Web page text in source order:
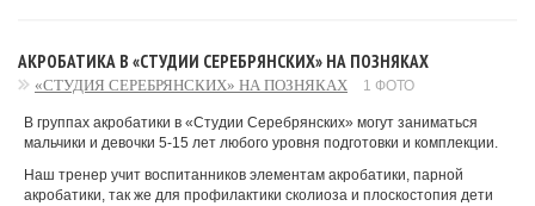
АКРОБАТИКА В «СТУДИИ СЕРЕБРЯНСКИХ» НА ПОЗНЯКАХ
«СТУДИЯ СЕРЕБРЯНСКИХ» НА ПОЗНЯКАХ 1 ФОТО
В группах акробатики в «Студии Серебрянских» могут заниматься
мальчики и девочки 5-15 лет любого уровня подготовки и комплекции.
Наш тренер учит воспитанников элементам акробатики, парной
акробатики, так же для профилактики сколиоза и плоскостопия дети